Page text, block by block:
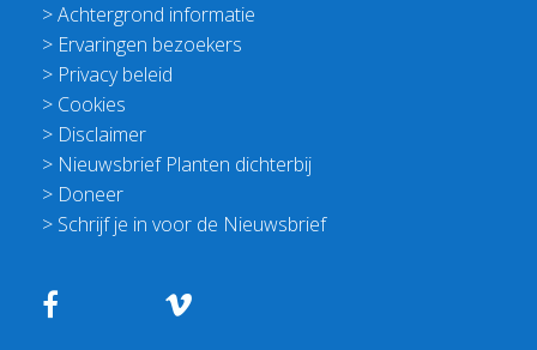
>Achtergrond informatie
> Ervaringen bezoekers
> Privacy beleid
> Cookies
> Disclaimer
> Nieuwsbrief Planten dichterbij
> Doneer
> Schrijf je in voor de Nieuwsbrief